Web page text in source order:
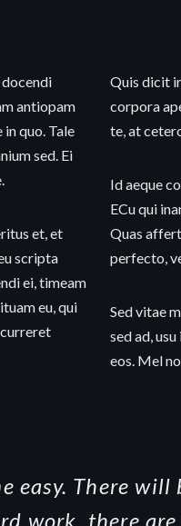
docendi
antiopam
quo. Tale
sed. Ei
et, et
scripta
ei, timeam
eu, qui
Quis dicit
corpora
te, at
Id aeque
ECu qui
Quas
perfecto,
Sed vitae
sed ad,
eos. Mel
easy. There
work, there are